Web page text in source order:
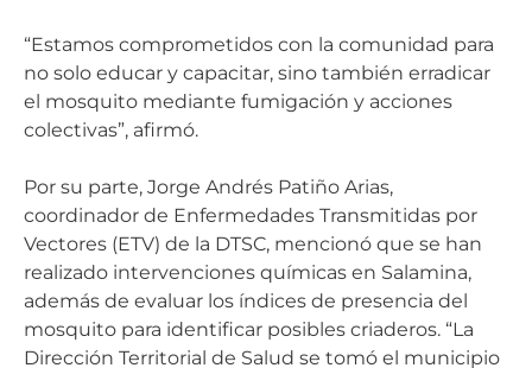
“Estamos comprometidos con la comunidad para
no solo educar y capacitar, sino también erradicar
el mosquito mediante fumigación y acciones
colectivas”, afirmó.
Por su parte, Jorge Andrés Patiño Arias,
coordinador de Enfermedades Transmitidas por
Vectores (ETV) de la DTSC, mencionó que se han
realizado intervenciones químicas en Salamina,
además de evaluar los índices de presencia del
mosquito para identificar posibles criaderos. “La
Dirección Territorial de Salud se tomó el municipio